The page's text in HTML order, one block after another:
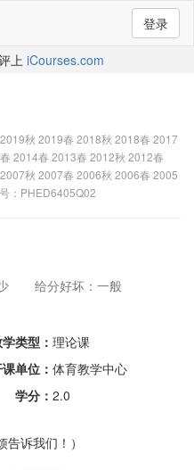
登录
上 iCourses.com
秋 2019春 2018秋 2018春 2017
2014春 2013春 2012秋 2012春
秋 2007春 2006秋 2006春 2005
：PHED6405Q02
给分好坏：一般
类型： 理论课
单位： 体育教学中心
学分： 2.0
告诉我们！）